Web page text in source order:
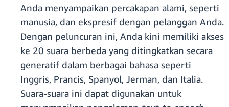
Anda menyampaikan percakapan alami, seperti
manusia, dan ekspresif dengan pelanggan Anda.
Dengan peluncuran ini, Anda kini memiliki akses
ke 20 suara berbeda yang ditingkatkan secara
generatif dalam berbagai bahasa seperti
Inggris, Prancis, Spanyol, Jerman, dan Italia.
Suara-suara ini dapat digunakan untuk